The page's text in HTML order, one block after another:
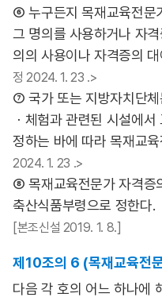
⑥ 누구든지 목재교육전문
그 명의를 사용하거나 자
의의 사용이나 자격증의
정 2024. 1. 23 .>
⑦ 국가 또는 지방자치단
ㆍ체험과 관련된 시설에
정하는 바에 따라 목재교
2024. 1. 23 .>
⑧ 목재교육전문가 자격증
축산식품부령으로 정한다.
[본조신설 2019. 1. 8.]
제10조의 6 (목재교육전
다음 각 호의 어느 하나에